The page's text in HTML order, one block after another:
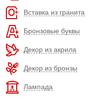
Вставка из гранита
Бронзовые буквы
Декор из акрила
Декор из бронзы
Лампада